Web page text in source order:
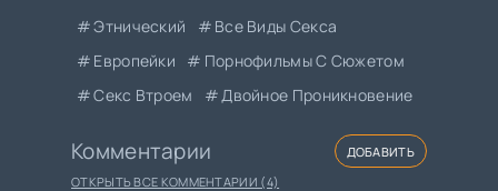
Этнический
Все Виды Секса
Европейки
Порнофильмы С Сюжетом
Секс Втроем
Двойное Проникновение
Комментарии
ДОБАВИТЬ
ОТКРЫТЬ ВСЕ КОММЕНТАРИИ (4)